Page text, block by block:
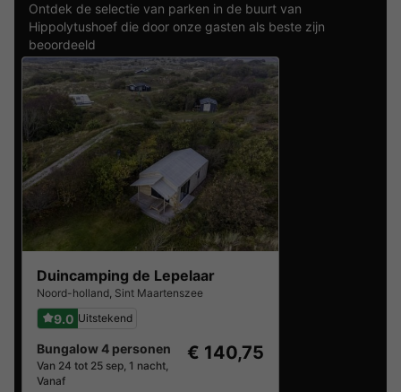
Ontdek de selectie van parken in de buurt van
Hippolytushoef die door onze gasten als beste zijn
beoordeeld
Duincamping de Lepelaar
Noord-holland, Sint Maartenszee
9.0 Uitstekend
Bungalow 4 personen
Van 24 tot 25 sep, 1 nacht,
Vanaf
€ 140,75